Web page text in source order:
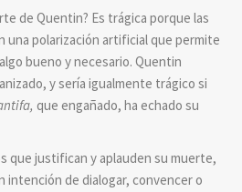
de Quentin? Es trágica porque las
una polarización artificial que permite
bueno y necesario. Quentin
y sería igualmente trágico si
que engañado, ha echado su
que justifican y aplauden su muerte,
intención de dialogar, convencer o